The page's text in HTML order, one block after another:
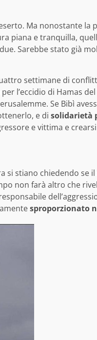
Ma nonostante la
piana e tranquilla,
Sarebbe stato già
settimane di
l’eccidio di Hamas
Se Bibì
e di solidarietà
e vittima e
stiano chiedendo se
non farà altro che
sproporzionato